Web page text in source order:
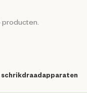
producten.
schrikdraadapparaten